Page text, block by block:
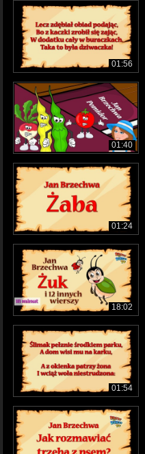
01:56
01:40
01:24
18:02
01:54